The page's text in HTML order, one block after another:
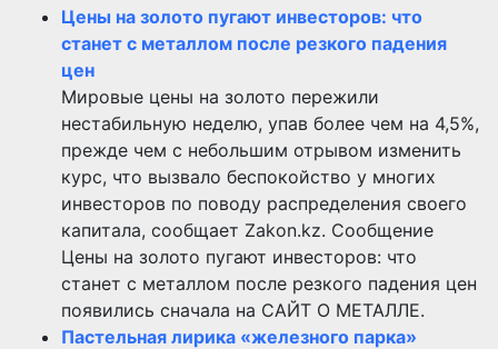
Цены на золото пугают инвесторов: что
станет с металлом после резкого падения
цен
Мировые цены на золото пережили
нестабильную неделю, упав более чем на 4,5%,
прежде чем с небольшим отрывом изменить
курс, что вызвало беспокойство у многих
инвесторов по поводу распределения своего
капитала, сообщает Zakon.kz. Сообщение
Цены на золото пугают инвесторов: что
станет с металлом после резкого падения цен
появились сначала на САЙТ О МЕТАЛЛЕ.
Пастельная лирика «железного парка»